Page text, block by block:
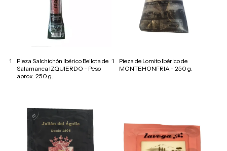
1
Pieza Salchichón Ibérico Bellota de
Salamanca IZQUIERDO - Peso
aprox. 250 g.
1
Pieza de Lomito Ibérico de
MONTEHONFRIA - 250 g.